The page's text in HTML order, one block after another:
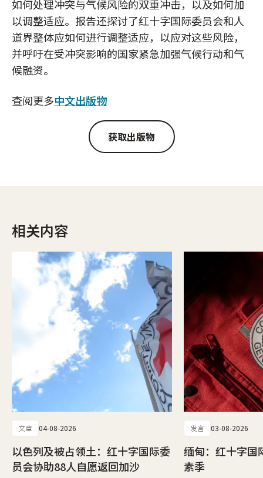
如何处理冲突与气候风险的双重冲击，以及如何加
以调整适应。报告还探讨了红十字国际委员会和人
道界整体应如何进行调整适应，以应对这些风险，
并呼吁在受冲突影响的国家紧急加强气候行动和气
候融资。
查阅更多中文出版物
获取出版物
相关内容
文章 04-08-2026
以色列及被占领土：红十字国际委
员会协助88人自愿返回加沙
发言 03-08-2026
缅甸：红十字国
素季